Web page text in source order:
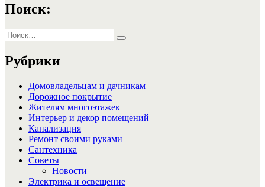
Поиск:
Искать:
Поиск
Рубрики
Домовладельцам и дачникам
Дорожное покрытие
Жителям многоэтажек
Интерьер и декор помещений
Канализация
Ремонт своими руками
Сантехника
Советы
Новости
Электрика и освещение